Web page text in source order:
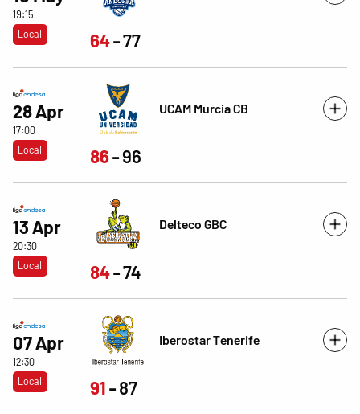
19:15
Local
64 77
28 Apr
17:00
Local
UCAM Murcia CB
86 96
13 Apr
20:30
Local
Delteco GBC
84 74
07 Apr
12:30
Local
Iberostar Tenerife
91 87